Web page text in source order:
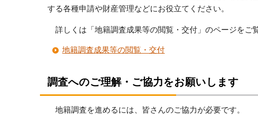
する各種申請や財産管理などにお役立てください。
詳しくは「地籍調査成果等の閲覧・交付」のページをご
地籍調査成果等の閲覧・交付
調査へのご理解・ご協力をお願いします
地籍調査を進めるには、皆さんのご協力が必要です。